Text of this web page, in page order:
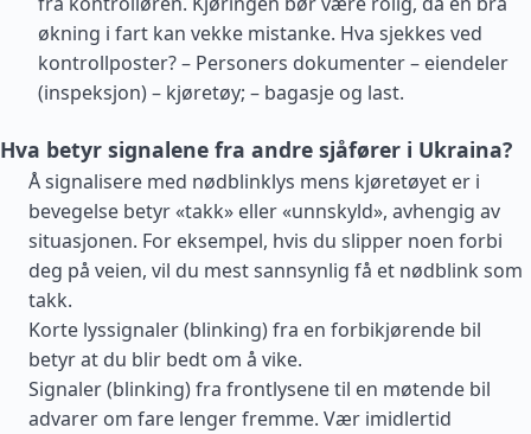
økning i fart kan vekke mistanke. Hva sjekkes ved
kontrollposter? – Personers dokumenter – eiendeler
(inspeksjon) – kjøretøy; – bagasje og last.
Hva betyr signalene fra andre sjåfører i Ukraina?
Å signalisere med nødblinklys mens kjøretøyet er i
bevegelse betyr «takk» eller «unnskyld», avhengig av
situasjonen. For eksempel, hvis du slipper noen forbi
deg på veien, vil du mest sannsynlig få et nødblink som
takk.
Korte lyssignaler (blinking) fra en forbikjørende bil
betyr at du blir bedt om å vike.
Signaler (blinking) fra frontlysene til en møtende bil
advarer om fare lenger fremme. Vær imidlertid